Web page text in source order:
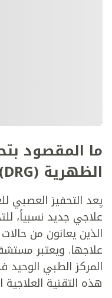
ما المقصود
الظهرية (DRG)؟
يِعد التحفيز العصبي
علاجي جديد نسبياً،
الذين يعانون من
علاجها. ويعتبر
المركز الطبي الوحيد
هذه التقنية العلاجية